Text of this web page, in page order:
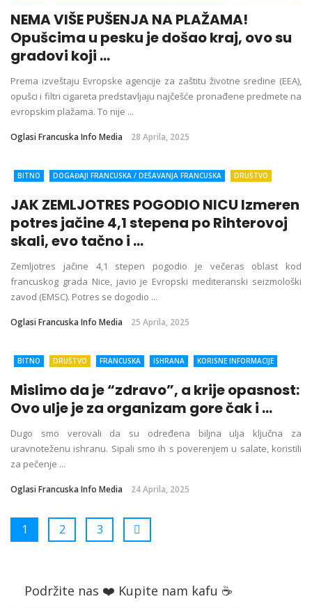
KORISNE INFORMACIJE
KULTURA SVET ZDRAVLJE ŽIVOT I STIL
NEMA VIŠE PUŠENJA NA PLAŽAMA!
Opušcima u pesku je došao kraj, ovo su
gradovi koji ...
Prema izveštaju Evropske agencije za zaštitu životne sredine (EEA),
opušci i filtri cigareta predstavljaju najčešće pronađene predmete na
evropskim plažama. To nije ...
Oglasi Francuska Info Media 28 Aprila, 2025
BITNO DOGAĐAJI FRANCUSKA / DEŠAVANJA FRANCUSKA
DRUŠTVO
KORISNE INFORMACIJE
SVET
JAK ZEMLJOTRES POGODIO NICU Izmeren
potres jačine 4,1 stepena po Rihterovoj
skali, evo tačno i ...
Zemljotres jačine 4,1 stepen pogodio je večeras oblast kod
francuskog grada Nice, javio je Evropski mediteranski seizmološki
zavod (EMSC). Potres se dogodio ...
Oglasi Francuska Info Media 25 Aprila, 2025
BITNO DRUŠTVO FRANCUSKA ISHRANA
KORISNE INFORMACIJE
Mislimo da je “zdravo”, a krije opasnost:
Ovo ulje je za organizam gore čak i ...
Dugo smo verovali da su određena biljna ulja ključna za
uravnoteženu ishranu. Sipali smo ih s poverenjem u salate, koristili
za pečenje ...
Oglasi Francuska Info Media 24 Aprila, 2025
1 2 3
Podržite nas ❤️ Kupite nam kafu ☕